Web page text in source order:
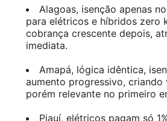
Alagoas, isenção apenas
para elétricos e híbridos zero
cobrança crescente depois,
imediata.
Amapá, lógica idêntica,
aumento progressivo, criando
porém relevante no primeiro
Piauí, elétricos pagam só